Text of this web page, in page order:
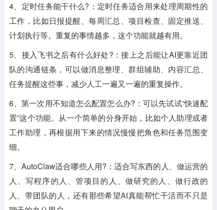
4、定时任务能干什么?：定时任务适合用来处理周期性的
工作，比如日报提醒、每周汇总、项目检查、固定推送、
计划执行等。重复的事情越多，这个功能就越有用。
5、接入飞书之后有什么好处?：接上之后能让AI更靠近团
队的沟通链条，可以做消息整理、群组辅助、内容汇总、
任务提醒这些事，减少人工一遍又一遍的重复操作。
6、第一次用不知道怎么配置怎么办?：可以先试试“快速配
置”这个功能。从一个简单的分身开始，比如个人助理或者
工作助理，再根据用下来的情况慢慢把角色和任务范围变
细。
7、AutoClaw适合哪些人用?：适合写东西的人、做运营的
人、写程序的人、管项目的人、做研究的人、做行政的
人、带团队的人，还有那些希望AI真能帮忙干活而不只是